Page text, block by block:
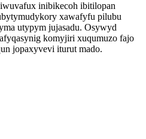
inibikecoh ibitilopan
xawafyfu pilubu
utypym jujasadu. Osywyd
komyjiri xuqumuzo fajo
jopaxyvevi iturut mado.